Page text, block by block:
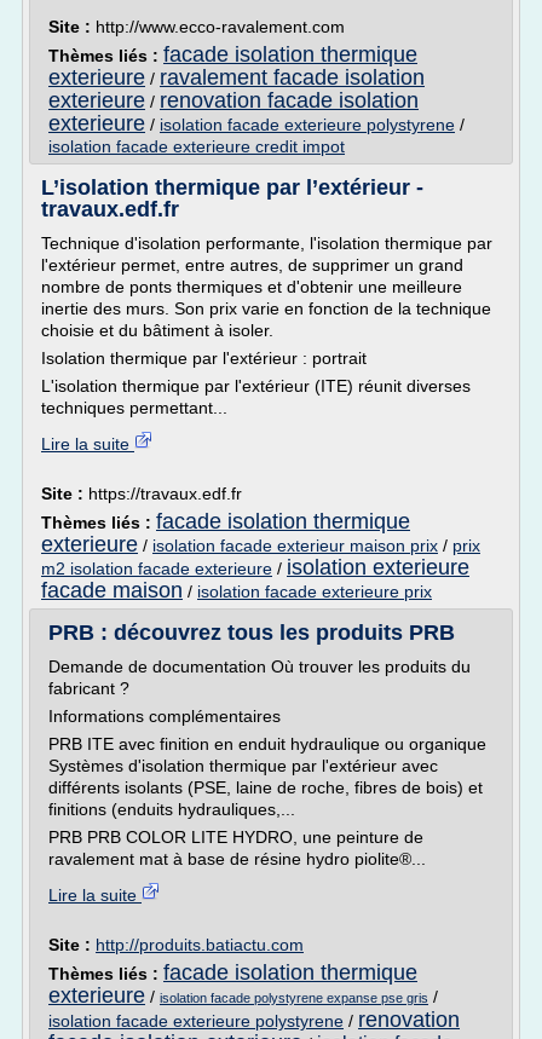
Site : http://www.ecco-ravalement.com
Thèmes liés : facade isolation thermique
exterieure / ravalement facade isolation
exterieure / renovation facade isolation
exterieure / isolation facade exterieure polystyrene /
isolation facade exterieure credit impot
L’isolation thermique par l’extérieur -
travaux.edf.fr
Technique d'isolation performante, l'isolation thermique par
l'extérieur permet, entre autres, de supprimer un grand
nombre de ponts thermiques et d'obtenir une meilleure
inertie des murs. Son prix varie en fonction de la technique
choisie et du bâtiment à isoler.
Isolation thermique par l'extérieur : portrait
L'isolation thermique par l'extérieur (ITE) réunit diverses
techniques permettant...
Lire la suite
Site : https://travaux.edf.fr
Thèmes liés : facade isolation thermique
exterieure / isolation facade exterieur maison prix / prix
m2 isolation facade exterieure / isolation exterieure
facade maison / isolation facade exterieure prix
PRB : découvrez tous les produits PRB
Demande de documentation Où trouver les produits du
fabricant ?
Informations complémentaires
PRB ITE avec finition en enduit hydraulique ou organique
Systèmes d'isolation thermique par l'extérieur avec
différents isolants (PSE, laine de roche, fibres de bois) et
finitions (enduits hydrauliques,...
PRB PRB COLOR LITE HYDRO, une peinture de
ravalement mat à base de résine hydro piolite®...
Lire la suite
Site : http://produits.batiactu.com
Thèmes liés : facade isolation thermique
exterieure / isolation facade polystyrene expanse pse gris /
isolation facade exterieure polystyrene / renovation